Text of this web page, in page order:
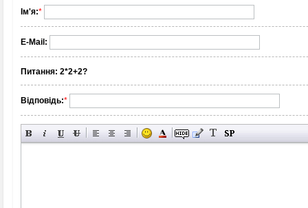
Ім'я:*
E-Mail:
Питання: 2*2+2?
Відповідь:*